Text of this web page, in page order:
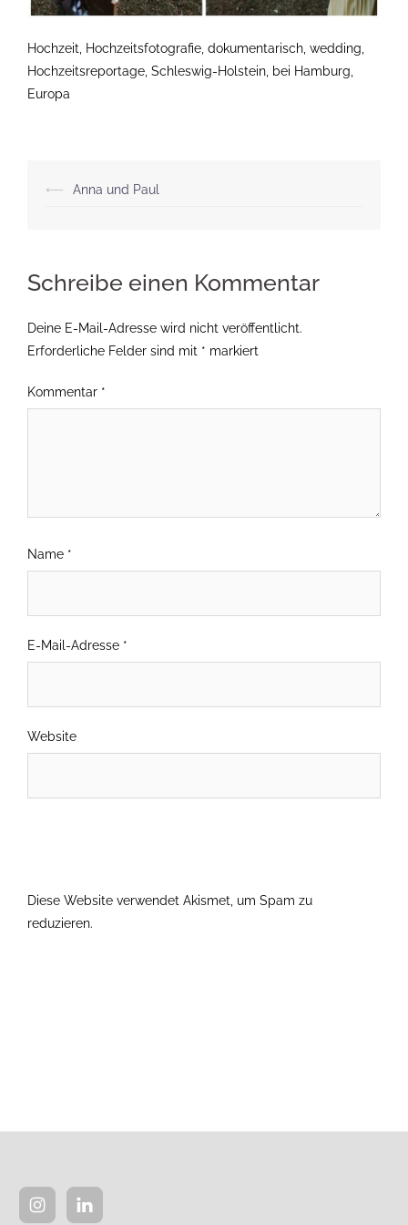
Hochzeit, Hochzeitsfotografie, dokumentarisch, wedding,
Hochzeitsreportage, Schleswig-Holstein, bei Hamburg,
Europa
Beitragsnavigation
⟵ Anna und Paul
Schreibe einen Kommentar
Deine E-Mail-Adresse wird nicht veröffentlicht.
Erforderliche Felder sind mit * markiert
Kommentar *
Name *
E-Mail-Adresse *
Website
Diese Website verwendet Akismet, um Spam zu
reduzieren.